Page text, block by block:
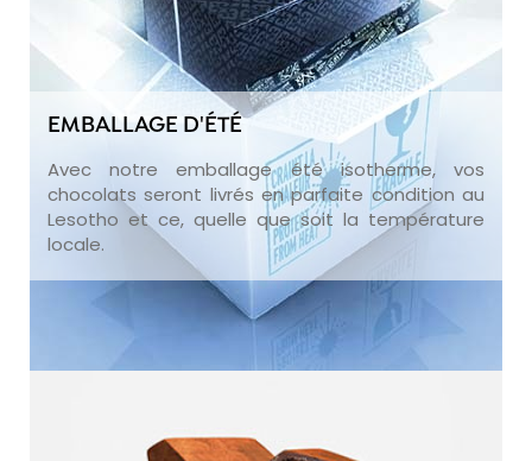
EMBALLAGE D'ÉTÉ
Avec notre emballage été isotherme, vos
chocolats seront livrés en parfaite condition au
Lesotho et ce, quelle que soit la température
locale.